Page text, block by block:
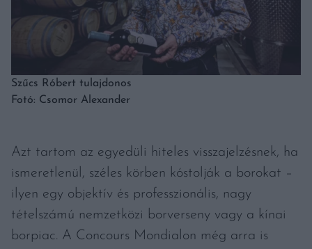
Szűcs Róbert tulajdonos
Fotó: Csomor Alexander
Azt tartom az egyedüli hiteles visszajelzésnek, ha
ismeretlenül, széles körben kóstolják a borokat –
ilyen egy objektív és professzionális, nagy
tételszámú nemzetközi borverseny vagy a kínai
borpiac. A Concours Mondialon még arra is